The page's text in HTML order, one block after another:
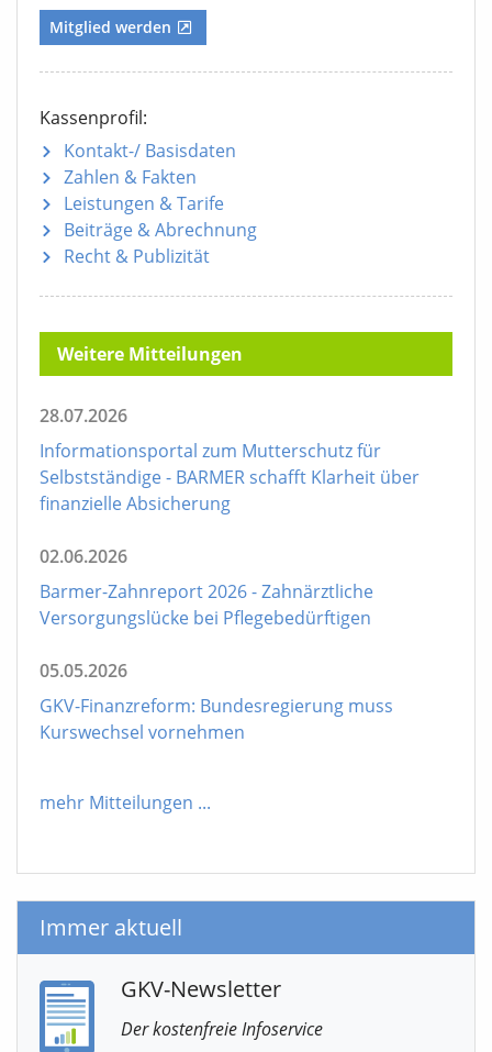
Mitglied werden
Kassenprofil:
Kontakt-/ Basisdaten
Zahlen & Fakten
Leistungen & Tarife
Beiträge & Abrechnung
Recht & Publizität
Weitere Mitteilungen
28.07.2026
Informationsportal zum Mutterschutz für
Selbstständige - BARMER schafft Klarheit über
finanzielle Absicherung
02.06.2026
Barmer-Zahnreport 2026 - Zahnärztliche
Versorgungslücke bei Pflegebedürftigen
05.05.2026
GKV-Finanzreform: Bundesregierung muss
Kurswechsel vornehmen
mehr Mitteilungen ...
Immer aktuell
GKV-Newsletter
Der kostenfreie Infoservice